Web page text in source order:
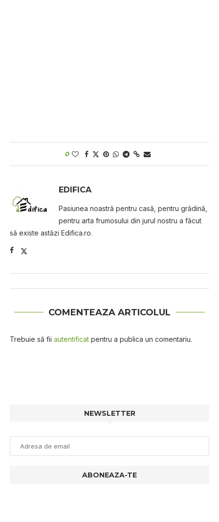
0
EDIFICA
Pasiunea noastră pentru casă, pentru grădină,
pentru arta frumosului din jurul nostru a făcut
să existe astăzi Edifica.ro.
COMENTEAZA ARTICOLUL
Trebuie să fii autentificat pentru a publica un comentariu.
NEWSLETTER